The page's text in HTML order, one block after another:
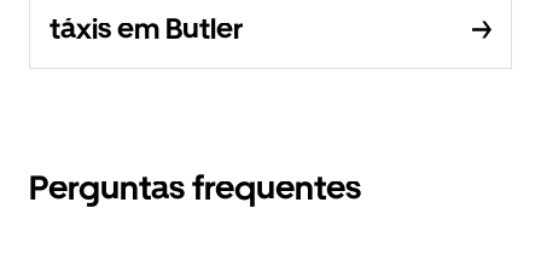
táxis em Butler
Perguntas frequentes